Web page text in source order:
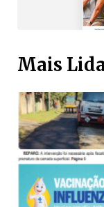
Mais